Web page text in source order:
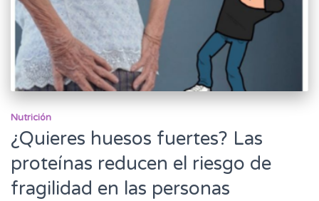
Nutrición
¿Quieres huesos fuertes? Las
proteínas reducen el riesgo de
fragilidad en las personas